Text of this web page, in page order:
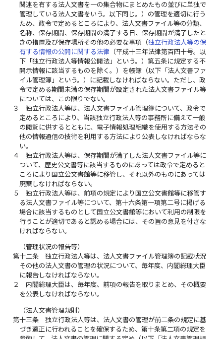
関連を有する法人文書を一の集合物にまとめたもの並びに単独で
管理している法人文書をいう。以下同じ。）の管理を適切に行う
ため、政令で定めるところにより、法人文書ファイル等の分類、
名称、保存期間、保存期間の満了する日、保存期間が満了したと
きの措置及び保存場所その他の必要な事項（独立行政法人等の保
有する情報の公開に関する法律 （平成十三年法律第百四十号。以
下「独立行政法人等情報公開法」という。）第五条に規定する不
開示情報に該当するものを除く。）を帳簿（以下「法人文書ファ
イル管理簿」という。）に記載しなければならない。ただし、政
令で定める期間未満の保存期間が設定された法人文書ファイル等
については、この限りでない。
３
独立行政法人等は、法人文書ファイル管理簿について、政令で
定めるところにより、当該独立行政法人等の事務所に備えて一般
の閲覧に供するとともに、電子情報処理組織を使用する方法その
他の情報通信の技術を利用する方法により公表しなければならな
い。
４
独立行政法人等は、保存期間が満了した法人文書ファイル等に
ついて、歴史公文書等に該当するものにあっては政令で定めると
ころにより国立公文書館等に移管し、それ以外のものにあっては
廃棄しなければならない。
５
独立行政法人等は、前項の規定により国立公文書館等に移管す
る法人文書ファイル等について、第十六条第一項第二号に掲げる
場合に該当するものとして国立公文書館等において利用の制限を
行うことが適切であると認める場合には、その旨の意見を付さな
ければならない。
（管理状況の報告等）
第十二条
独立行政法人等は、法人文書ファイル管理簿の記載状況
その他の法人文書の管理の状況について、毎年度、内閣総理大臣
に報告しなければならない。
２
内閣総理大臣は、毎年度、前項の報告を取りまとめ、その概要
を公表しなければならない。
（法人文書管理規則）
第十三条
独立行政法人等は、法人文書の管理が前二条の規定に基
づき適正に行われることを確保するため、第十条第二項の規定を